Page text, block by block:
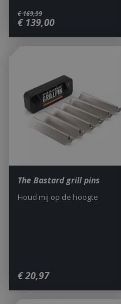
€ 169,99
€ 139,00
The Bastard grill pins
€20,97
Houd mij op de hoogte